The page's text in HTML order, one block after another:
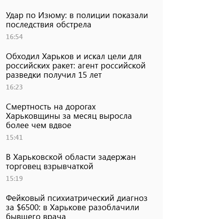
Удар по Изюму: в полиции показали
последствия обстрела
16:54
Обходил Харьков и искал цели для
российских ракет: агент российской
разведки получил 15 лет
16:23
Смертность на дорогах
Харьковщины за месяц выросла
более чем вдвое
15:41
В Харьковской области задержан
торговец взрывчаткой
15:19
Фейковый психиатрический диагноз
за $6500: в Харькове разоблачили
бывшего врача